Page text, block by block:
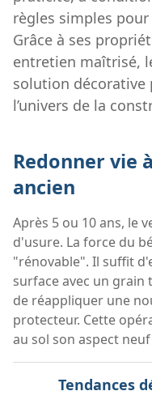
règles simples
Grâce à ses
entretien maîtrisé,
solution décorative
l’univers de la
Redonner vie
ancien
Après 5 ou 10 ans, le
d'usure. La force du
"rénovable". Il suffit
surface avec un grain
de réappliquer une
protecteur. Cette
au sol son aspect
Tendances